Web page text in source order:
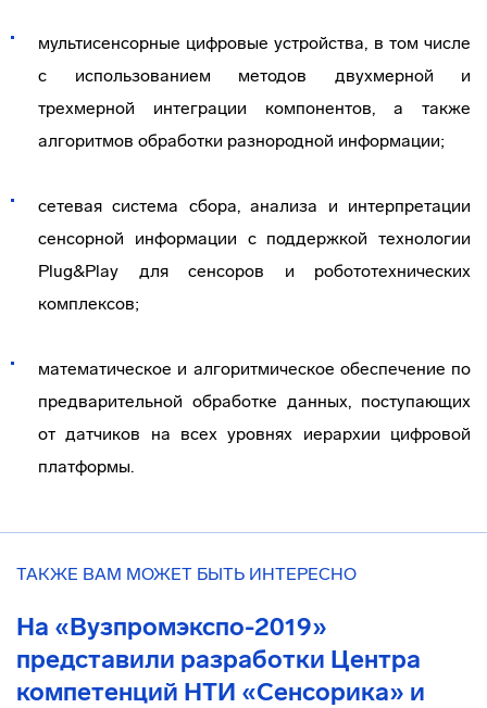
мультисенсорные цифровые устройства, в том числе
с использованием методов двухмерной и
трехмерной интеграции компонентов, а также
алгоритмов обработки разнородной информации;
сетевая система сбора, анализа и интерпретации
сенсорной информации с поддержкой технологии
Plug&Play для сенсоров и робототехнических
комплексов;
математическое и алгоритмическое обеспечение по
предварительной обработке данных, поступающих
от датчиков на всех уровнях иерархии цифровой
платформы.
ТАКЖЕ ВАМ МОЖЕТ БЫТЬ ИНТЕРЕСНО
На «Вузпромэкспо-2019»
представили разработки Центра
компетенций НТИ «Сенсорика» и